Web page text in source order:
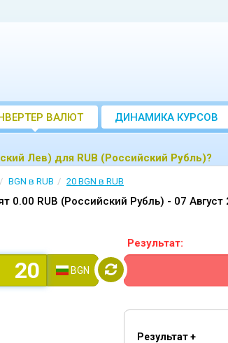
ВАЛЮТ ДИНАМИКА КУРСОВ
Лев) для RUB (Российский Рубль)?
BGN в RUB 20 BGN в RUB
0.00 RUB (Российский Рубль) - 07 Август
BGN
Результат:
Результат +